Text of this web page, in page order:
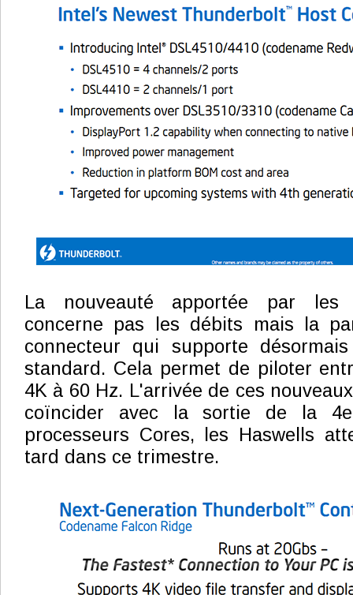
La nouveauté apportée par les
concerne pas les débits mais la
connecteur qui supporte
standard. Cela permet de piloter
4K à 60 Hz. L'arrivée de ces
coïncider avec la sortie de la
processeurs Cores, les Haswells
tard dans ce trimestre.